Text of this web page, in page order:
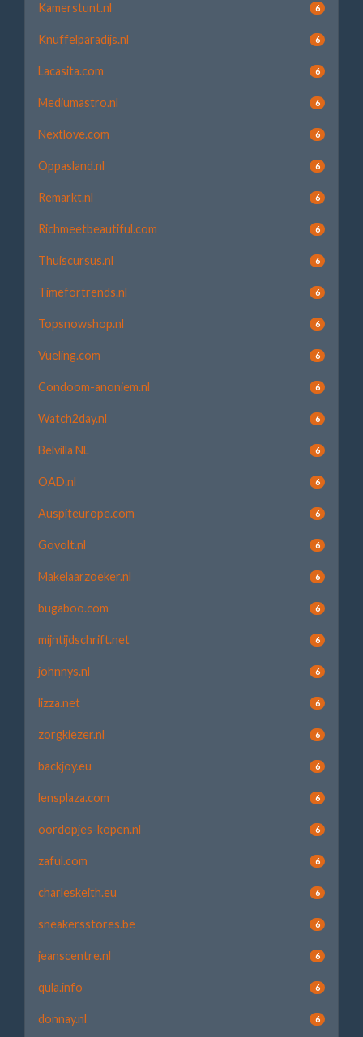
Kamerstunt.nl 6
Knuffelparadijs.nl 6
Lacasita.com 6
Mediumastro.nl 6
Nextlove.com 6
Oppasland.nl 6
Remarkt.nl 6
Richmeetbeautiful.com 6
Thuiscursus.nl 6
Timefortrends.nl 6
Topsnowshop.nl 6
Vueling.com 6
Condoom-anoniem.nl 6
Watch2day.nl 6
Belvilla NL 6
OAD.nl 6
Auspiteurope.com 6
Govolt.nl 6
Makelaarzoeker.nl 6
bugaboo.com 6
mijntijdschrift.net 6
johnnys.nl 6
lizza.net 6
zorgkiezer.nl 6
backjoy.eu 6
lensplaza.com 6
oordopjes-kopen.nl 6
zaful.com 6
charleskeith.eu 6
sneakersstores.be 6
jeanscentre.nl 6
qula.info 6
donnay.nl 6